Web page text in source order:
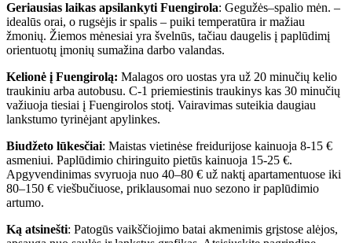
Geriausias laikas apsilankyti Fuengirola: Gegužės–spalio mėn. –
idealūs orai, o rugsėjis ir spalis – puiki temperatūra ir mažiau
žmonių. Žiemos mėnesiai yra švelnūs, tačiau daugelis į paplūdimį
orientuotų įmonių sumažina darbo valandas.
Kelionė į Fuengirolą: Malagos oro uostas yra už 20 minučių kelio
traukiniu arba autobusu. C-1 priemiestinis traukinys kas 30 minučių
važiuoja tiesiai į Fuengirolos stotį. Vairavimas suteikia daugiau
lankstumo tyrinėjant apylinkes.
Biudžeto lūkesčiai: Maistas vietinėse freidurijose kainuoja 8-15 €
asmeniui. Paplūdimio chiringuito pietūs kainuoja 15-25 €.
Apgyvendinimas svyruoja nuo 40–80 € už naktį apartamentuose iki
80–150 € viešbučiuose, priklausomai nuo sezono ir paplūdimio
artumo.
Ką atsinešti: Patogūs vaikščiojimo batai akmenimis grįstose alėjos,